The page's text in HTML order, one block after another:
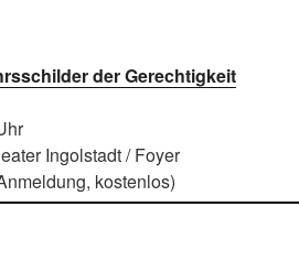
der Gerechtigkeit
Ingolstadt / Foyer
kostenlos)